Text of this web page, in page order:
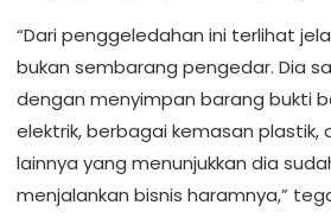
“Dari penggeledahan ini terlihat
bukan sembarang pengedar. Dia
dengan menyimpan barang bukti
elektrik, berbagai kemasan plastik,
lainnya yang menunjukkan dia
menjalankan bisnis haramnya,”